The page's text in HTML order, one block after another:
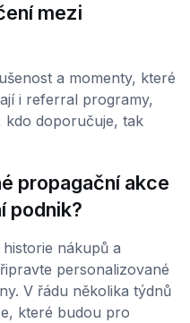
mezi
a momenty, které
i referral programy,
kdo doporučuje, tak
propagační akce
podnik?
nákupů a
personalizované
V řádu několika týdnů
které budou pro